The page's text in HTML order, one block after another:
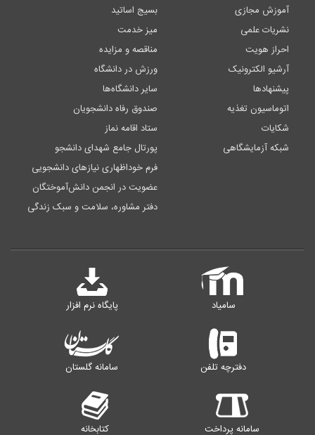
آموزش مجازی
نشریات علمی
احراز هویت
آرشیو الکترونیک
پیشنهادها
اتوماسیون تغذیه
شکایات
شبکه آزمایشگاهی
بسیج اساتید
میز خدمت
مناقصه و مزایده
ورزش در دانشگاه
سایر دانشگاه‌ها
صندوق رفاه دانشجویان
ستاد اقامه نماز
پورتال جامع شهدای دانشجو
فرم خوداظهاری نیازهای دانشجویی
عضویت در انجمن دانش‌آموختگان
دفتر مشاوره، سلامت و سبک زندگی
سامیاد پایگاه نرم افزار
دفترچه تلفن سامانه گلستان
سامانه پرداخت کتابخانه